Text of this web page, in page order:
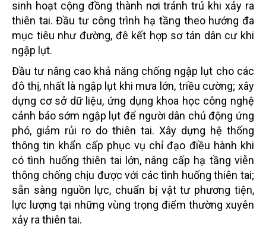
sinh hoạt cộng đồng thành nơi tránh trú khi xảy ra
thiên tai. Đầu tư công trình hạ tầng theo hướng đa
mục tiêu như đường, đê kết hợp sơ tán dân cư khi
ngập lụt.
Đầu tư nâng cao khả năng chống ngập lụt cho các
đô thị, nhất là ngập lụt khi mưa lớn, triều cường; xây
dựng cơ sở dữ liệu, ứng dụng khoa học công nghệ
cảnh báo sớm ngập lụt để người dân chủ động ứng
phó, giảm rủi ro do thiên tai. Xây dựng hệ thống
thông tin khẩn cấp phục vụ chỉ đạo điều hành khi
có tình huống thiên tai lớn, nâng cấp hạ tầng viễn
thông chống chịu được với các tình huống thiên tai;
sẵn sàng nguồn lực, chuẩn bị vật tư phương tiện,
lực lượng tại những vùng trọng điểm thường xuyên
xảy ra thiên tai.